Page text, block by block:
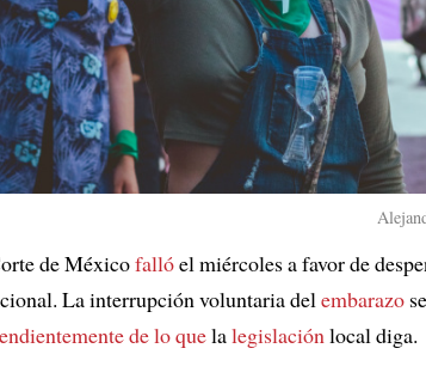
de Méxicofallóel miércoles a favor de
La interrupción voluntaria delembarazo
de lo quelalegislaciónlocal diga.